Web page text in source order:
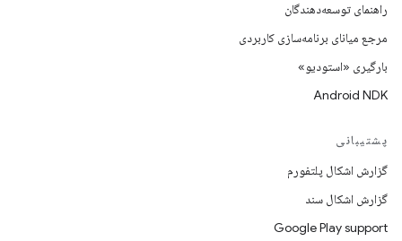
راهنمای توسعه‌دهندگان
مرجع میانای برنامه‌سازی کاربردی
بارگیری «استودیو»
Android NDK
پشتیبانی
گزارش اشکال پلتفورم
گزارش اشکال سند
Google Play support